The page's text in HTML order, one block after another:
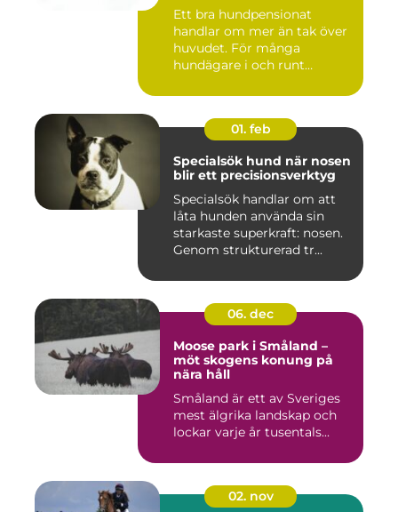
Ett bra hundpensionat
handlar om mer än tak över
huvudet. För många
hundägare i och runt
01. feb
Specialsök hund när nosen
blir ett precisionsverktyg
Specialsök handlar om att
låta hunden använda sin
starkaste superkraft: nosen.
Genom strukturerad tr...
06. dec
Moose park i Småland –
möt skogens konung på
nära håll
Småland är ett av Sveriges
mest älgrika landskap och
lockar varje år tusentals...
02. nov